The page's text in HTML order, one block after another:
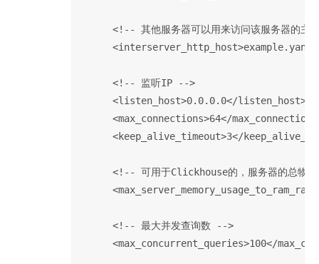
<!-- 其他服务器可以用来访问该服务器的主
      <!-- 监听IP -->
      <listen_host>0.0.0.0</listen_host>
<max_connections>64</
<keep_alive_timeout>3</
<!-- 可用于Clickhouse的，服务器的总物理
      <!-- 最大并发查询数 -->
<max_concurrent_queries>100</